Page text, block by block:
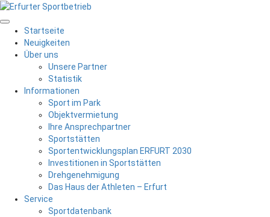
MenuStartseite
Neuigkeiten
Über uns
Unsere Partner
Statistik
Informationen
Sport im Park
Objektvermietung
Ihre Ansprechpartner
Sportstätten
Sportentwicklungsplan ERFURT 2030
Investitionen in Sportstätten
Drehgenehmigung
Das Haus der Athleten – Erfurt
Service
Sportdatenbank